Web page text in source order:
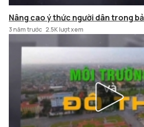
Nâng cao ý thức người dân trong
3 năm trước 2.5K lượt xem